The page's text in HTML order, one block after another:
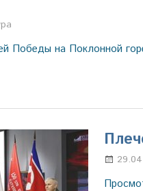
Победы на Поклонной